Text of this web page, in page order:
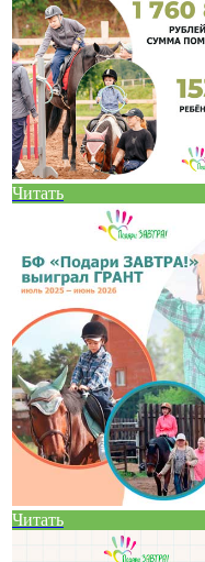
Читать
Читать